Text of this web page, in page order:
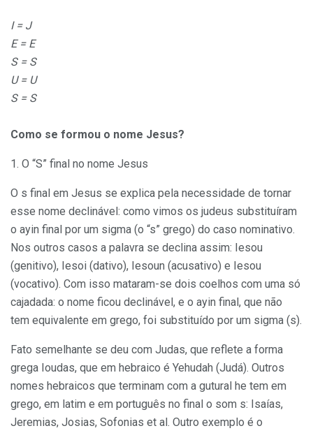
I = J
E = E
S = S
U = U
S = S
Como se formou o nome Jesus?
1. O “S” final no nome Jesus
O s final em Jesus se explica pela necessidade de tornar
esse nome declinável: como vimos os judeus substituíram
o ayin final por um sigma (o “s” grego) do caso nominativo.
Nos outros casos a palavra se declina assim: Iesou
(genitivo), Iesoi (dativo), Iesoun (acusativo) e Iesou
(vocativo). Com isso mataram-se dois coelhos com uma só
cajadada: o nome ficou declinável, e o ayin final, que não
tem equivalente em grego, foi substituído por um sigma (s).
Fato semelhante se deu com Judas, que reflete a forma
grega Ioudas, que em hebraico é Yehudah (Judá). Outros
nomes hebraicos que terminam com a gutural he tem em
grego, em latim e em português no final o som s: Isaías,
Jeremias, Josias, Sofonias et al. Outro exemplo é o